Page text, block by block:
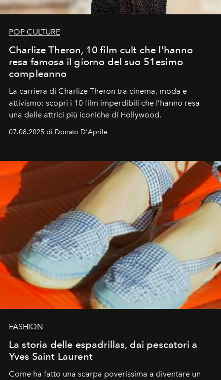
POP CULTURE
Charlize Theron, 10 film cult che l'hanno
resa famosa il giorno del suo 51esimo
compleanno
La carriera di Charlize Theron tra cinema, moda e
attivismo: scopri i 10 film imperdibili che l’hanno resa
una delle attrici più iconiche di Hollywood.
07.08.2025 di Donato D'Aprile
FASHION
La storia delle espadrillas, dai pescatori a
Yves Saint Laurent
Come ha fatto una scarpa poverissima a diventare un